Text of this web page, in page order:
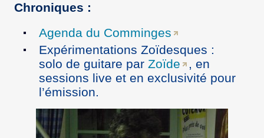
Chroniques :
Agenda du Comminges
Expérimentations Zoïdesques :
solo de guitare par Zoïde
, en
sessions live et en exclusivité pour
l’émission.